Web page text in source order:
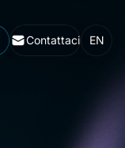
Contattaci EN